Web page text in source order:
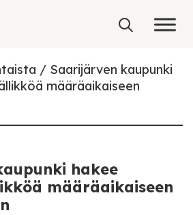
Saarijärven kaupunki
määräaikaiseen
hakee
määräaikaiseen